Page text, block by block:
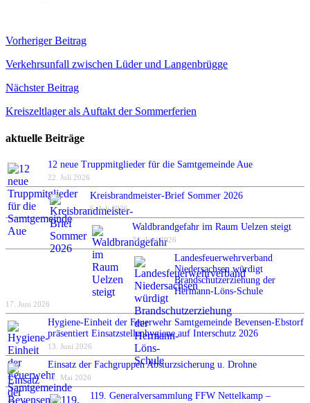
Beitragsnavigation
Vorheriger Beitrag
Verkehrsunfall zwischen Lüder und Langenbrügge
Nächster Beitrag
Kreiszeltlager als Auftakt der Sommerferien
aktuelle Beiträge
12 neue Truppmitglieder für die Samtgemeinde Aue
22. Juli 2026
Kreisbrandmeister-Brief Sommer 2026
6. Juli 2026
Waldbrandgefahr im Raum Uelzen steigt
24. Juni 2026
Landesfeuerwehrverband
Niedersachsen würdigt
Brandschutzerziehung der
Hermann-Löns-Schule
17. Juni 2026
Hygiene-Einheit der Feuerwehr Samtgemeinde Bevensen-Ebstorf
präsentiert Einsatzstellenhygiene auf Interschutz 2026
13. Juni 2026
Einsatz der Fachgruppen Absturzsicherung u. Drohne
12. Mai 2026
119. Generalversammlung FFW Nettelkamp –